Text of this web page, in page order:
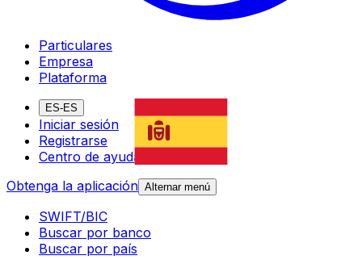
Particulares
Empresa
Plataforma
ES-ES
Iniciar sesión
Registrarse
Centro de ayuda
Obtenga la aplicación Alternar menú
SWIFT/BIC
Buscar por banco
Buscar por país